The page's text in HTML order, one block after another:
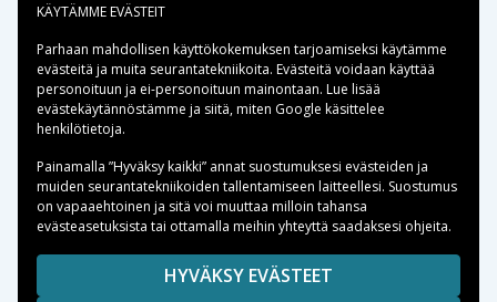
Maksuvaihtoehdot
Toimitusvaihtoehdot
Copyright © 2026, Spares Nordic AB
SIVULLA MAINITUT TAVARAMERKIT OVAT OMISTAJIENSA
KÄYTÄMME EVÄSTEIT
Parhaan mahdollisen käyttökokemuksen tarjoamiseksi käytämme
evästeitä ja muita seurantatekniikoita. Evästeitä voidaan käyttää
personoituun ja ei-personoituun mainontaan. Lue lisää
evästekäytännöstämme ja siitä, miten Google käsittelee
henkilötietoja.
Painamalla ”Hyväksy kaikki” annat suostumuksesi evästeiden ja
muiden seurantatekniikoiden tallentamiseen laitteellesi. Suostumus
on vapaaehtoinen ja sitä voi muuttaa milloin tahansa
evästeasetuksista tai ottamalla meihin yhteyttä saadaksesi ohjeita.
HYVÄKSY EVÄSTEET